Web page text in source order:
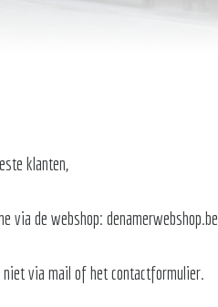
klanten,
via de webshop: denamerwebshop.be
via mail of het contactformulier.